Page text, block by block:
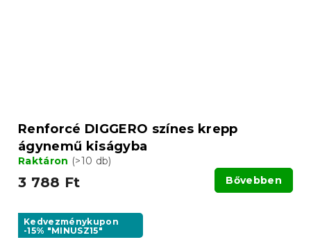
Renforcé DIGGERO színes krepp
ágynemű kiságyba
Raktáron (>10 db)
3 788 Ft Bővebben
Kedvezménykupon
-15% "MINUSZ15"